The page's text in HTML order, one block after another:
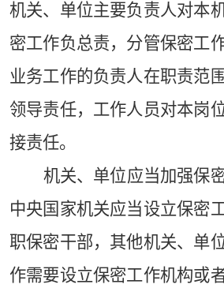
机关、单位主要负责人对本
密工作负总责，分管保密工
业务工作的负责人在职责范
领导责任，工作人员对本岗
接责任。
机关、单位应当加强保
中央国家机关应当设立保密
职保密干部，其他机关、单
作需要设立保密工作机构或